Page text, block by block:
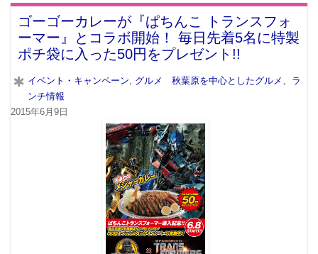
ゴーゴーカレーが『ぱちんこ トランスフォ
ーマー』とコラボ開始！ 毎日先着5名に特製
ポチ袋に入った50円をプレゼント!!
イベント・キャンペーン
グルメ 秋葉原を中心としたグルメ、ラ
ンチ情報
2015年6月9日